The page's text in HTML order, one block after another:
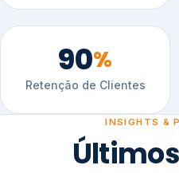
90%
Retenção de Clientes
INSIGHTS &